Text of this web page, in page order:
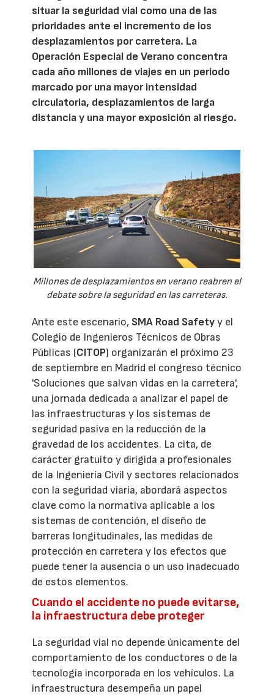
situar la seguridad vial como una de las
prioridades ante el incremento de los
desplazamientos por carretera. La
Operación Especial de Verano concentra
cada año millones de viajes en un periodo
marcado por una mayor intensidad
circulatoria, desplazamientos de larga
distancia y una mayor exposición al riesgo.
Millones de desplazamientos en verano reabren el
debate sobre la seguridad en las carreteras.
Ante este escenario, SMA Road Safetyy el
Colegio de Ingenieros Técnicos de Obras
Públicas (CITOP) organizarán el próximo 23
de septiembre en Madrid el congreso técnico
'Soluciones que salvan vidas en la carretera',
una jornada dedicada a analizar el papel de
las infraestructuras y los sistemas de
seguridad pasiva en la reducción de la
gravedad de los accidentes. La cita, de
carácter gratuito y dirigida a profesionales
de la Ingeniería Civil y sectores relacionados
con la seguridad viaria, abordará aspectos
clave como la normativa aplicable a los
sistemas de contención, el diseño de
barreras longitudinales, las medidas de
protección en carretera y los efectos que
puede tener la ausencia o un uso inadecuado
de estos elementos.
Cuando el accidente no puede evitarse,
la infraestructura debe proteger
La seguridad vial no depende únicamente del
comportamiento de los conductores o de la
tecnología incorporada en los vehículos. La
infraestructura desempeña un papel